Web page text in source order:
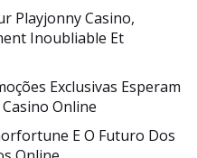
Playjonny Casino,
Inoubliable Et
Exclusivas Esperam
Online
E O Futuro Dos